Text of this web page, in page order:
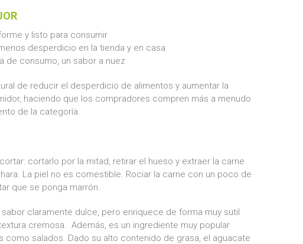
y listo para consumir
desperdicio en la tienda y en casa
de consumo, un sabor a nuez
de reducir el desperdicio de alimentos y aumentar la
haciendo que los compradores compren más a menudo
de la categoría.
cortarlo por la mitad, retirar el hueso y extraer la carne
La piel no es comestible. Rociar la carne con un poco de
que se ponga marrón.
sabor claramente dulce, pero enriquece de forma muy sutil
cremosa. Además, es un ingrediente muy popular
como salados. Dado su alto contenido de grasa, el aguacate